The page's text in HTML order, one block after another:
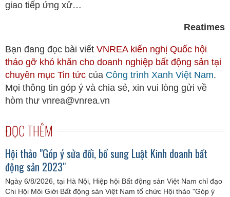
giao tiếp ứng xử…
Reatimes
Bạn đang đọc bài viết VNREA kiến nghị Quốc hội
tháo gỡ khó khăn cho doanh nghiệp bất động sản tại
chuyên mục Tin tức của Công trình Xanh Việt Nam.
Mọi thông tin góp ý và chia sẻ, xin vui lòng gửi về
hòm thư vnrea@vnrea.vn
ĐỌC THÊM
Hội thảo "Góp ý sửa đổi, bổ sung Luật Kinh doanh bất
động sản 2023"
Ngày 6/8/2026, tại Hà Nội, Hiệp hội Bất động sản Việt Nam chỉ đạo
Chi Hội Môi Giới Bất động sản Việt Nam tổ chức Hội thảo "Góp ý